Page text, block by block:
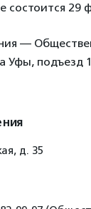
состоится 29
—
Уфы, подъезд
д. 35